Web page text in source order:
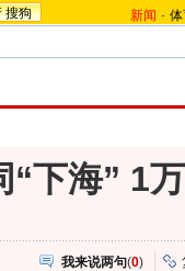
搜狗 新闻 -
“下海” 1
我来说两句(0)